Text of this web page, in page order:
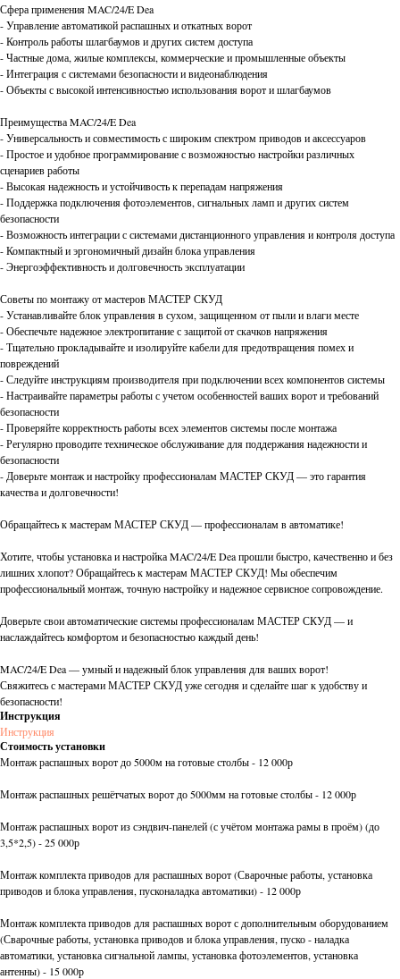
Сфера применения MAC/24/E Dea
- Управление автоматикой распашных и откатных ворот
- Контроль работы шлагбаумов и других систем доступа
- Частные дома, жилые комплексы, коммерческие и промышленные объекты
- Интеграция с системами безопасности и видеонаблюдения
- Объекты с высокой интенсивностью использования ворот и шлагбаумов
Преимущества MAC/24/E Dea
- Универсальность и совместимость с широким спектром приводов и аксессуаров
- Простое и удобное программирование с возможностью настройки различных
сценариев работы
- Высокая надежность и устойчивость к перепадам напряжения
- Поддержка подключения фотоэлементов, сигнальных ламп и других систем
безопасности
- Возможность интеграции с системами дистанционного управления и контроля доступа
- Компактный и эргономичный дизайн блока управления
- Энергоэффективность и долговечность эксплуатации
Советы по монтажу от мастеров МАСТЕР СКУД
- Устанавливайте блок управления в сухом, защищенном от пыли и влаги месте
- Обеспечьте надежное электропитание с защитой от скачков напряжения
- Тщательно прокладывайте и изолируйте кабели для предотвращения помех и
повреждений
- Следуйте инструкциям производителя при подключении всех компонентов системы
- Настраивайте параметры работы с учетом особенностей ваших ворот и требований
безопасности
- Проверяйте корректность работы всех элементов системы после монтажа
- Регулярно проводите техническое обслуживание для поддержания надежности и
безопасности
- Доверьте монтаж и настройку профессионалам МАСТЕР СКУД — это гарантия
качества и долговечности!
Обращайтесь к мастерам МАСТЕР СКУД — профессионалам в автоматике!
Хотите, чтобы установка и настройка MAC/24/E Dea прошли быстро, качественно и без
лишних хлопот? Обращайтесь к мастерам МАСТЕР СКУД! Мы обеспечим
профессиональный монтаж, точную настройку и надежное сервисное сопровождение.
Доверьте свои автоматические системы профессионалам МАСТЕР СКУД — и
наслаждайтесь комфортом и безопасностью каждый день!
MAC/24/E Dea — умный и надежный блок управления для ваших ворот!
Свяжитесь с мастерами МАСТЕР СКУД уже сегодня и сделайте шаг к удобству и
безопасности!
Инструкция
Инструкция
Стоимость установки
Монтаж распашных ворот до 5000м на готовые столбы - 12 000р
Монтаж распашных решётчатых ворот до 5000мм на готовые столбы - 12 000р
Монтаж распашных ворот из сэндвич-панелей (с учётом монтажа рамы в проём) (до
3,5*2,5) - 25 000р
Монтаж комплекта приводов для распашных ворот (Сварочные работы, установка
приводов и блока управления, пусконаладка автоматики) - 12 000р
Монтаж комплекта приводов для распашных ворот с дополнительным оборудованием
(Сварочные работы, установка приводов и блока управления, пуско - наладка
автоматики, установка сигнальной лампы, установка фотоэлементов, установка
антенны) - 15 000р